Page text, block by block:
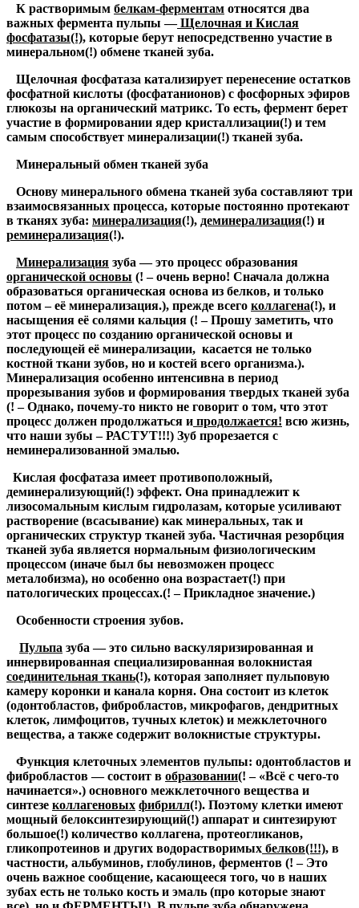
К растворимым белкам-ферментам относятся два
важных фермента пульпы —Щелочная и Кислая
фосфатазы(!), которые берут непосредственно участие в
минеральном(!) обмене тканей зуба.
Щелочная фосфатаза катализирует перенесение остатков
фосфатной кислоты (фосфатанионов) с фосфорных эфиров
глюкозы на органический матрикс. То есть, фермент берет
участие в формировании ядер кристаллизации(!) и тем
самым способствует минерализации(!) тканей зуба.
Минеральный обмен тканей зуба
Основу минерального обмена тканей зуба составляют три
взаимосвязанных процесса, которые постоянно протекают
в тканях зуба: минерализация(!), деминерализация(!) и
реминерализация(!).
Минерализация зуба — это процесс образования
органической основы (! – очень верно! Сначала должна
образоваться органическая основа из белков, и только
потом – её минерализация.), прежде всего коллагена(!), и
насыщения её солями кальция (! – Прошу заметить, что
этот процесс по созданию органической основы и
последующей её минерализации, касается не только
костной ткани зубов, но и костей всего организма.).
Минерализация особенно интенсивна в период
прорезывания зубов и формирования твердых тканей зуба
(! – Однако, почему-то никто не говорит о том, что этот
процесс должен продолжаться и продолжается! всю жизнь,
что наши зубы – РАСТУТ!!!) Зуб прорезается с
неминерализованной эмалью.
Кислая фосфатаза имеет противоположный,
деминерализующий(!) эффект. Она принадлежит к
лизосомальным кислым гидролазам, которые усиливают
растворение (всасывание) как минеральных, так и
органических структур тканей зуба. Частичная резорбция
тканей зуба является нормальным физиологическим
процессом (иначе был бы невозможен процесс
металобизма), но особенно она возрастает(!) при
патологических процессах.(! – Прикладное значение.)
Особенности строения зубов.
Пульпа зуба — это сильно васкуляризированная и
иннервированная специализированная волокнистая
соединительная ткань(!), которая заполняет пульповую
камеру коронки и канала корня. Она состоит из клеток
(одонтобластов, фибробластов, микрофагов, дендритных
клеток, лимфоцитов, тучных клеток) и межклеточного
вещества, а также содержит волокнистые структуры.
Функция клеточных элементов пульпы: одонтобластов и
фибробластов — состоит в образовании(! – «Всё с чего-то
начинается».) основного межклеточного вещества и
синтезе коллагеновых фибрилл(!). Поэтому клетки имеют
мощный белоксинтезирующий(!) аппарат и синтезируют
большое(!) количество коллагена, протеогликанов,
гликопротеинов и других водорастворимых белков(!!!), в
частности, альбуминов, глобулинов, ферментов (! – Это
очень важное сообщение, касающееся того, чо в наших
зубах есть не только кость и эмаль (про которые знают